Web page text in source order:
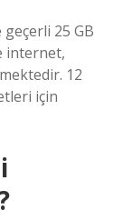
25 GB
internet,
12
için